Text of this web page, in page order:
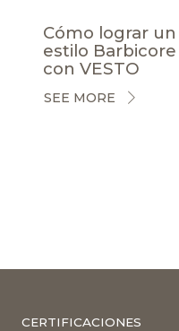
Cómo lograr un
estilo Barbicore
con VESTO
SEE MORE
CERTIFICACIONES